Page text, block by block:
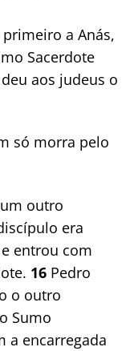
a Anás,
Sacerdote
aos judeus o
só morra pelo
outro
era
entrou com
16 Pedro
o outro
Sumo
a encarregada